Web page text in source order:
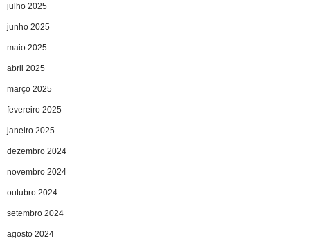
julho 2025
junho 2025
maio 2025
abril 2025
março 2025
fevereiro 2025
janeiro 2025
dezembro 2024
novembro 2024
outubro 2024
setembro 2024
agosto 2024